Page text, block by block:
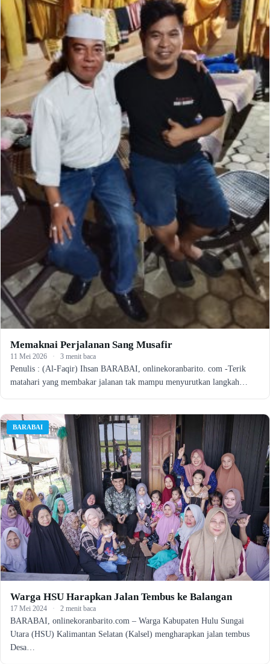
Memaknai Perjalanan Sang Musafir
11 Mei 2026 · 3 menit baca
Penulis : (Al-Faqir) Ihsan BARABAI, onlinekoranbarito. com -Terik
matahari yang membakar jalanan tak mampu menyurutkan langkah…
BARABAI
Warga HSU Harapkan Jalan Tembus ke Balangan
17 Mei 2024 · 2 menit baca
BARABAI, onlinekoranbarito.com – Warga Kabupaten Hulu Sungai
Utara (HSU) Kalimantan Selatan (Kalsel) mengharapkan jalan tembus
Desa…